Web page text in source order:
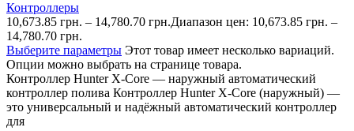
Контроллеры
10,673.85 грн. – 14,780.70 грн.Диапазон цен: 10,673.85 грн. –
14,780.70 грн.
Выберите параметры Этот товар имеет несколько вариаций.
Опции можно выбрать на странице товара.
Контроллер Hunter X-Core — наружный автоматический
контроллер полива Контроллер Hunter X-Core (наружный) —
это универсальный и надёжный автоматический контроллер
для